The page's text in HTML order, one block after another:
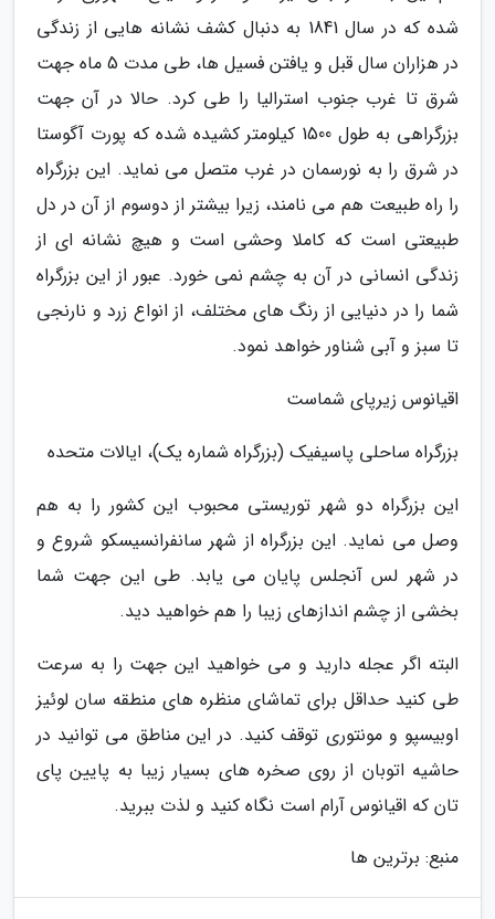
شده که در سال 1841 به دنبال کشف نشانه هایی از زندگی
در هزاران سال قبل و یافتن فسیل ها، طی مدت 5 ماه جهت
شرق تا غرب جنوب استرالیا را طی کرد. حالا در آن جهت
بزرگراهی به طول 1500 کیلومتر کشیده شده که پورت آگوستا
در شرق را به نورسمان در غرب متصل می نماید. این بزرگراه
را راه طبیعت هم می نامند، زیرا بیشتر از دوسوم از آن در دل
طبیعتی است که کاملا وحشی است و هیچ نشانه ای از
زندگی انسانی در آن به چشم نمی خورد. عبور از این بزرگراه
شما را در دنیایی از رنگ های مختلف، از انواع زرد و نارنجی
تا سبز و آبی شناور خواهد نمود.
اقیانوس زیرپای شماست
بزرگراه ساحلی پاسیفیک (بزرگراه شماره یک)، ایالات متحده
این بزرگراه دو شهر توریستی محبوب این کشور را به هم
وصل می نماید. این بزرگراه از شهر سانفرانسیسکو شروع و
در شهر لس آنجلس پایان می یابد. طی این جهت شما
بخشی از چشم اندازهای زیبا را هم خواهید دید.
البته اگر عجله دارید و می خواهید این جهت را به سرعت
طی کنید حداقل برای تماشای منظره های منطقه سان لوئیز
اوبیسپو و مونتوری توقف کنید. در این مناطق می توانید در
حاشیه اتوبان از روی صخره های بسیار زیبا به پایین پای
تان که اقیانوس آرام است نگاه کنید و لذت ببرید.
منبع: برترین ها